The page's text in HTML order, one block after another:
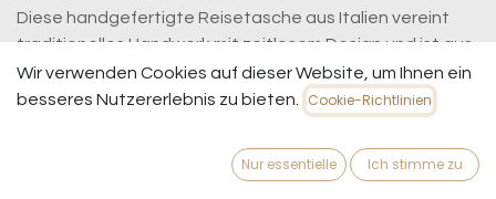
Diese handgefertigte Reisetasche aus Italien vereint
traditionelles Handwerk mit zeitlosem Design und ist aus
dickem, hochwertigem Leder gefertigt, das für
Langlebigkeit und einen edlen Look sorgt. Mit ihren
cm Tiefe bietet sie viel Platz für alle Reiseessentials. Das
große, leicht zugängliche Hauptfach wird durch eine
Wir verwenden Cookies auf dieser Website, um Ihnen ein
besseres Nutzererlebnis zu bieten.
Cookie-Richtlinien
Nur essentielle Ich stimme zu